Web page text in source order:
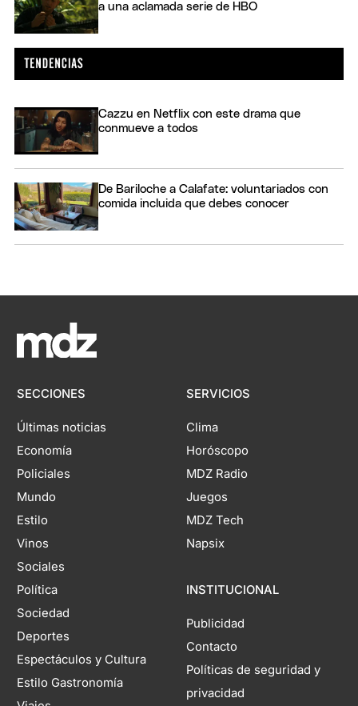
a una aclamada serie de HBO
Cazzu en Netflix con este drama que
conmueve a todos
De Bariloche a Calafate: voluntariados con
comida incluida que debes conocer
SECCIONES
Últimas noticias
Economía
Policiales
Mundo
Estilo
Vinos
Sociales
Política
Sociedad
Deportes
Espectáculos y Cultura
Estilo Gastronomía
SERVICIOS
Clima
Horóscopo
MDZ Radio
Juegos
MDZ Tech
Napsix
INSTITUCIONAL
Publicidad
Contacto
Políticas de seguridad y
privacidad